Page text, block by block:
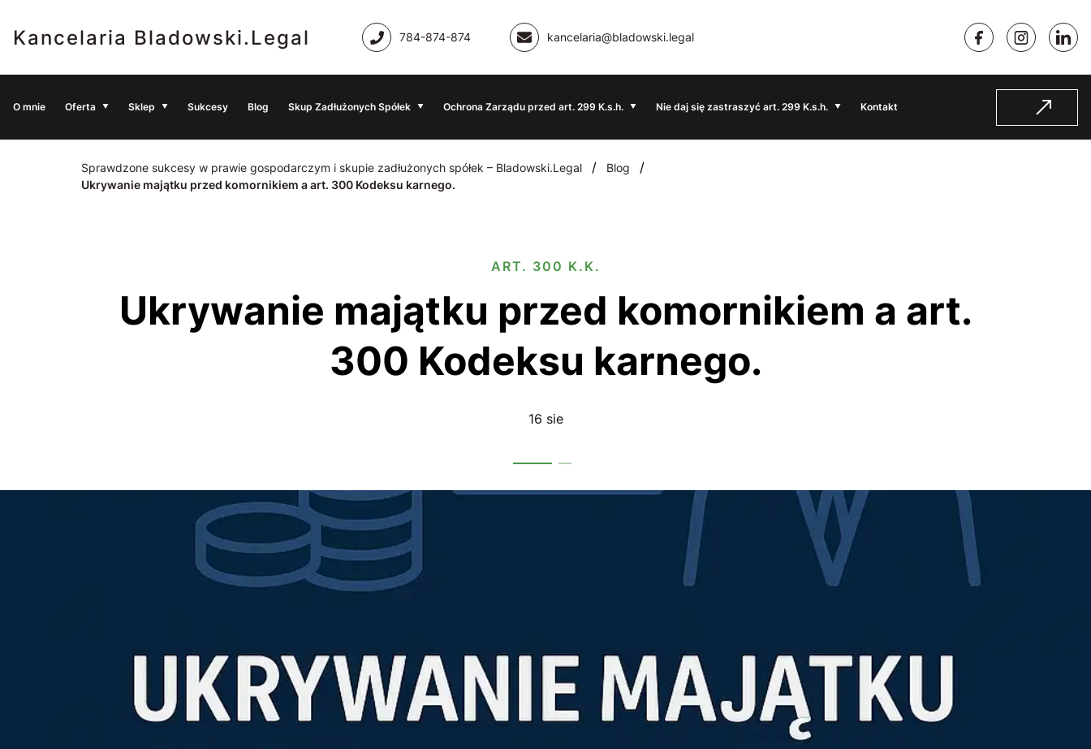
Kancelaria Bladowski.Legal 784-874-874 kancelaria@bladowski.legal
O mnie Oferta Sklep Sukcesy Blog Skup Zadłużonych Spółek Ochrona Zarządu przed art. 299 K.s.h. Nie daj się zastraszyć art. 299 K.s.h. Kontakt
Sprawdzone sukcesy w prawie gospodarczym i skupie zadłużonych spółek – Bladowski.Legal / Blog /
Ukrywanie majątku przed komornikiem a art. 300 Kodeksu karnego.
ART. 300 K.K.
Ukrywanie majątku przed komornikiem a art.
300 Kodeksu karnego.
16 sie